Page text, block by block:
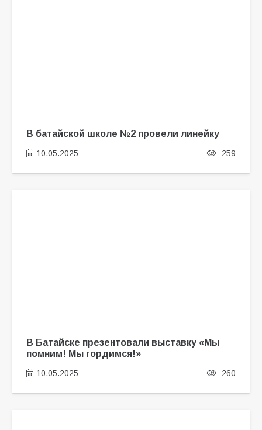
В батайской школе №2 провели линейку
10.05.2025 259
В Батайске презентовали выставку «Мы
помним! Мы гордимся!»
10.05.2025 260